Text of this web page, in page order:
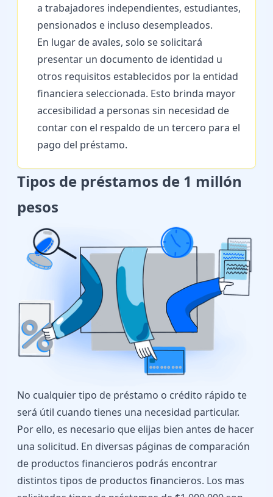
a trabajadores independientes, estudiantes,
pensionados e incluso desempleados.
En lugar de avales, solo se solicitará
presentar un documento de identidad u
otros requisitos establecidos por la entidad
financiera seleccionada. Esto brinda mayor
accesibilidad a personas sin necesidad de
contar con el respaldo de un tercero para el
pago del préstamo.
Tipos de préstamos de 1 millón
pesos
No cualquier tipo de préstamo o crédito rápido te
será útil cuando tienes una necesidad particular.
Por ello, es necesario que elijas bien antes de hacer
una solicitud. En diversas páginas de comparación
de productos financieros podrás encontrar
distintos tipos de productos financieros. Los mas